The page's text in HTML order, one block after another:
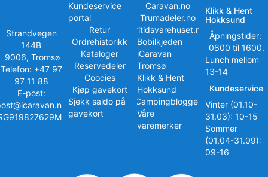
Strandvegen
144B
9006, Tromsø
Telefon: +47 97
97 11 88
E-post:
Kundeservice
portal
Retur
Ordrehistorikk
Kataloger
Reservedeler
Coocies
Kjøp gavekort
Sjekk saldo på
gavekort
Caravan.no
Trumadeler.no
Fritidsvarehuset.no
Bobilkjeden
iCaravan
Tromsø
Klikk & Hent
Hokksund
iCampingbloggen
Våre
varemerker
Klikk & Hent
Hokksund
Åpningstider:
0800 til 1600.
Lunch mellom
13-14
Kundeservice
Vinter (01.10-
31.03): 10-15
Sommer
(01.04-31.09):
09-16